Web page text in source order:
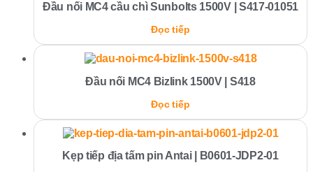
Đầu nối MC4 cầu chì Sunbolts 1500V | S417-01051
Đọc tiếp
Đầu nối MC4 Bizlink 1500V | S418
Đọc tiếp
Kẹp tiếp địa tấm pin Antai | B0601-JDP2-01